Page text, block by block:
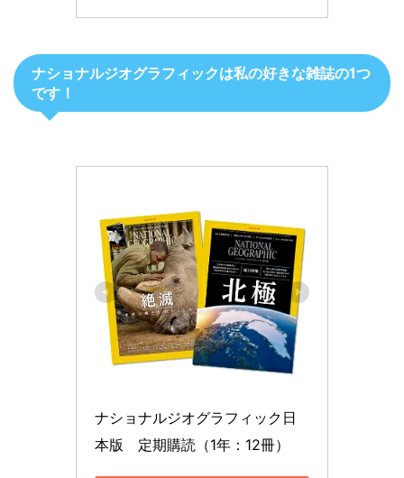
ナショナルジオグラフィックは私の好きな雑誌の1つ
です！
ナショナルジオグラフィック日
本版　定期購読（1年：12冊）